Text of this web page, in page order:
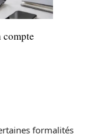
compte
formalités